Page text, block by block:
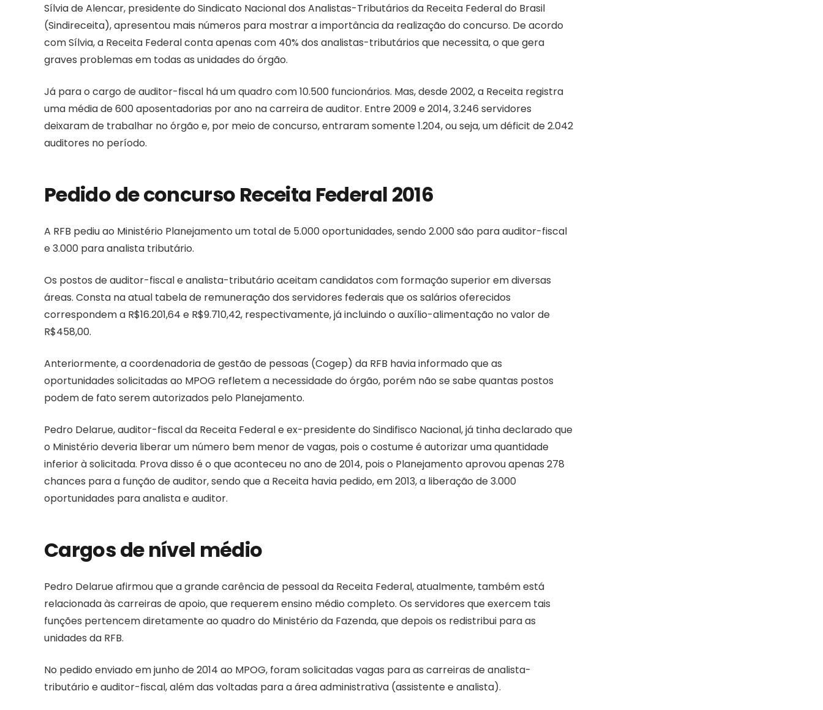
Sílvia de Alencar, presidente do Sindicato Nacional dos Analistas-Tributários da Receita Federal do Brasil
(Sindireceita), apresentou mais números para mostrar a importância da realização do concurso. De acordo
com Sílvia, a Receita Federal conta apenas com 40% dos analistas-tributários que necessita, o que gera
graves problemas em todas as unidades do órgão.
Já para o cargo de auditor-fiscal há um quadro com 10.500 funcionários. Mas, desde 2002, a Receita registra
uma média de 600 aposentadorias por ano na carreira de auditor. Entre 2009 e 2014, 3.246 servidores
deixaram de trabalhar no órgão e, por meio de concurso, entraram somente 1.204, ou seja, um déficit de 2.042
auditores no período.
Pedido de concurso Receita Federal 2016
A RFB pediu ao Ministério Planejamento um total de 5.000 oportunidades, sendo 2.000 são para auditor-fiscal
e 3.000 para analista tributário.
Os postos de auditor-fiscal e analista-tributário aceitam candidatos com formação superior em diversas
áreas. Consta na atual tabela de remuneração dos servidores federais que os salários oferecidos
correspondem a R$16.201,64 e R$9.710,42, respectivamente, já incluindo o auxílio-alimentação no valor de
R$458,00.
Anteriormente, a coordenadoria de gestão de pessoas (Cogep) da RFB havia informado que as
oportunidades solicitadas ao MPOG refletem a necessidade do órgão, porém não se sabe quantas postos
podem de fato serem autorizados pelo Planejamento.
Pedro Delarue, auditor-fiscal da Receita Federal e ex-presidente do Sindifisco Nacional, já tinha declarado que
o Ministério deveria liberar um número bem menor de vagas, pois o costume é autorizar uma quantidade
inferior à solicitada. Prova disso é o que aconteceu no ano de 2014, pois o Planejamento aprovou apenas 278
chances para a função de auditor, sendo que a Receita havia pedido, em 2013, a liberação de 3.000
oportunidades para analista e auditor.
Cargos de nível médio
Pedro Delarue afirmou que a grande carência de pessoal da Receita Federal, atualmente, também está
relacionada às carreiras de apoio, que requerem ensino médio completo. Os servidores que exercem tais
funções pertencem diretamente ao quadro do Ministério da Fazenda, que depois os redistribui para as
unidades da RFB.
No pedido enviado em junho de 2014 ao MPOG, foram solicitadas vagas para as carreiras de analista-
tributário e auditor-fiscal, além das voltadas para a área administrativa (assistente e analista).